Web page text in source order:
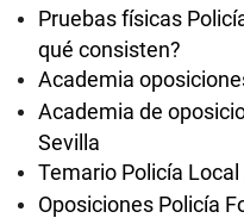
Pruebas físicas
qué consisten?
Academia
Academia de
Sevilla
Temario Policía
Oposiciones Policía